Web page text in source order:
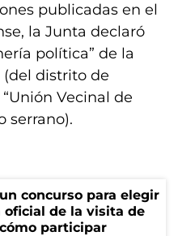
publicadas en el
la Junta declaró
política” de la
(del distrito de
Vecinal de
serrano).
concurso para elegir
oficial de la visita de
participar